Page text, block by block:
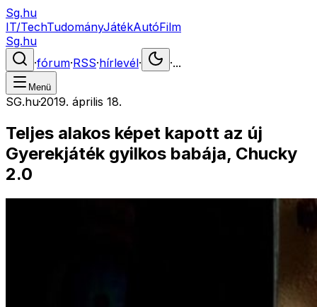
Sg.hu
IT/TechTudományJátékAutóFilm
Sg.hu
·fórum·RSS·hírlevél· ·...
Menü
SG.hu·2019. április 18.
Teljes alakos képet kapott az új
Gyerekjáték gyilkos babája, Chucky
2.0